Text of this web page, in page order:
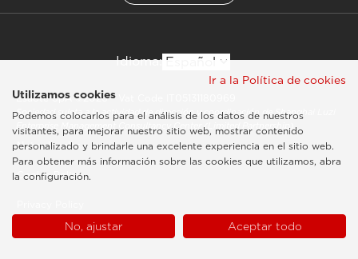
Idioma:
Esaote SpA ©2026 - Vat Code IT05131180969
Sociedad sujeta a la actividad de dirección y coordinación de Shanghai Luzi
Enterprise Management Consultancy Center (Limited Partnership)
Notas legales
Cookie Policy
Ir a la Política de cookies
Utilizamos cookies
Podemos colocarlos para el análisis de los datos de nuestros
visitantes, para mejorar nuestro sitio web, mostrar contenido
personalizado y brindarle una excelente experiencia en el sitio web.
Para obtener más información sobre las cookies que utilizamos, abra
la configuración.
No, ajustar Aceptar todo